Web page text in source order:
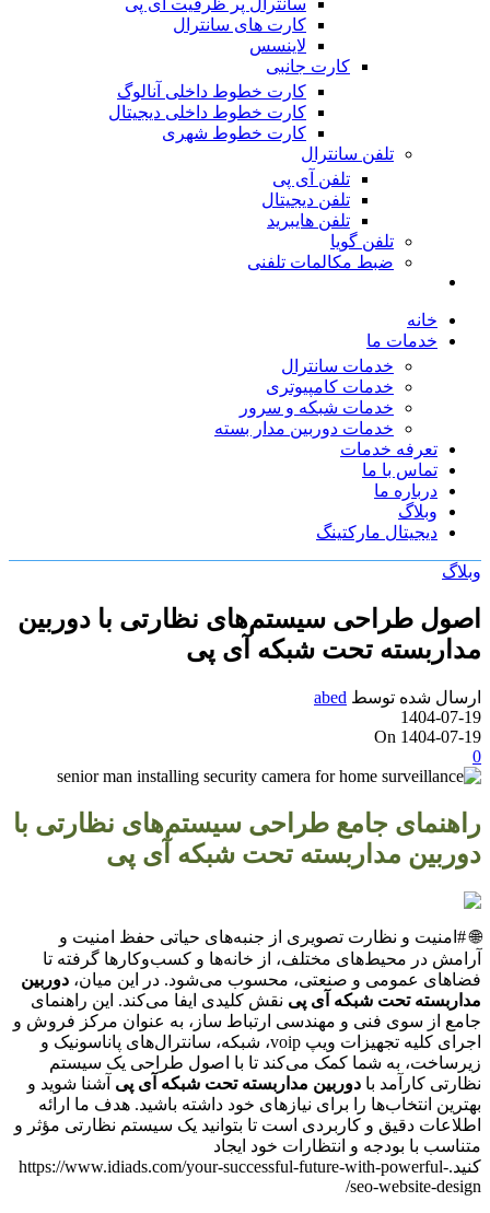
سانترال پر ظرفیت آی پی
کارت های سانترال
لاینسس
کارت جانبی
کارت خطوط داخلی آنالوگ
کارت خطوط داخلی دیجیتال
کارت خطوط شهری
تلفن سانترال
تلفن آی پی
تلفن دیجیتال
تلفن هایبرید
تلفن گویا
ضبط مکالمات تلفنی
خانه
خدمات ما
خدمات سانترال
خدمات کامپیوتری
خدمات شبکه و سرور
خدمات دوربین مدار بسته
تعرفه خدمات
تماس با ما
درباره ما
وبلاگ
دیجیتال مارکتینگ
وبلاگ
اصول طراحی سیستم‌های نظارتی با دوربین
مداربسته تحت شبکه آی پی
ارسال شده توسط abed
1404-07-19
On 1404-07-19
0
راهنمای جامع طراحی سیستم‌های نظارتی با
دوربین مداربسته تحت شبکه آی پی
🌐 #امنیت و نظارت تصویری از جنبه‌های حیاتی حفظ امنیت و
آرامش در محیط‌های مختلف، از خانه‌ها و کسب‌وکارها گرفته تا
فضاهای عمومی و صنعتی، محسوب می‌شود. در این میان، دوربین
مداربسته تحت شبکه آی پی نقش کلیدی ایفا می‌کند. این راهنمای
جامع از سوی فنی و مهندسی ارتباط ساز، به عنوان مرکز فروش و
اجرای کلیه تجهیزات ویپ voip، شبکه، سانترال‌های پاناسونیک و
زیرساخت، به شما کمک می‌کند تا با اصول طراحی یک سیستم
نظارتی کارآمد با دوربین مداربسته تحت شبکه آی پی آشنا شوید و
بهترین انتخاب‌ها را برای نیازهای خود داشته باشید. هدف ما ارائه
اطلاعات دقیق و کاربردی است تا بتوانید یک سیستم نظارتی مؤثر و
متناسب با بودجه و انتظارات خود ایجاد
کنید.https://www.idiads.com/your-successful-future-with-powerful-
seo-website-design/